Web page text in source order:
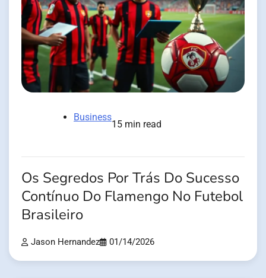
Business
15 min read
Os Segredos Por Trás Do Sucesso
Contínuo Do Flamengo No Futebol
Brasileiro
Jason Hernandez 01/14/2026